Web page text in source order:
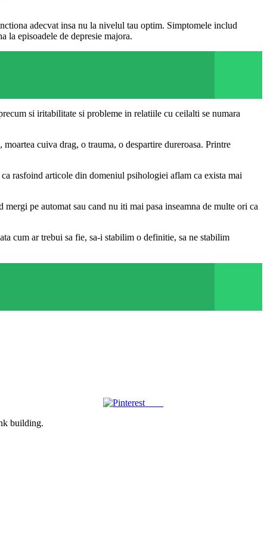
adecvat insa nu la nivelul tau optim. Simptomele includ
la episoadele de depresie majora.
si iritabilitate si probleme in relatiile cu ceilalti se numara
cuiva drag, o trauma, o despartire dureroasa. Printre
rasfoind articole din domeniul psihologiei aflam ca exista mai
pe automat sau cand nu iti mai pasa inseamna de multe ori ca
cum ar trebui sa fie, sa-i stabilim o definitie, sa ne stabilim
building.